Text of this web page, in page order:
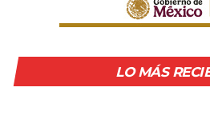
LO MÁS